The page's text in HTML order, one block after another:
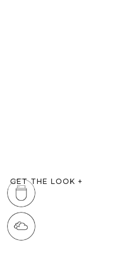
GET THE LOOK +